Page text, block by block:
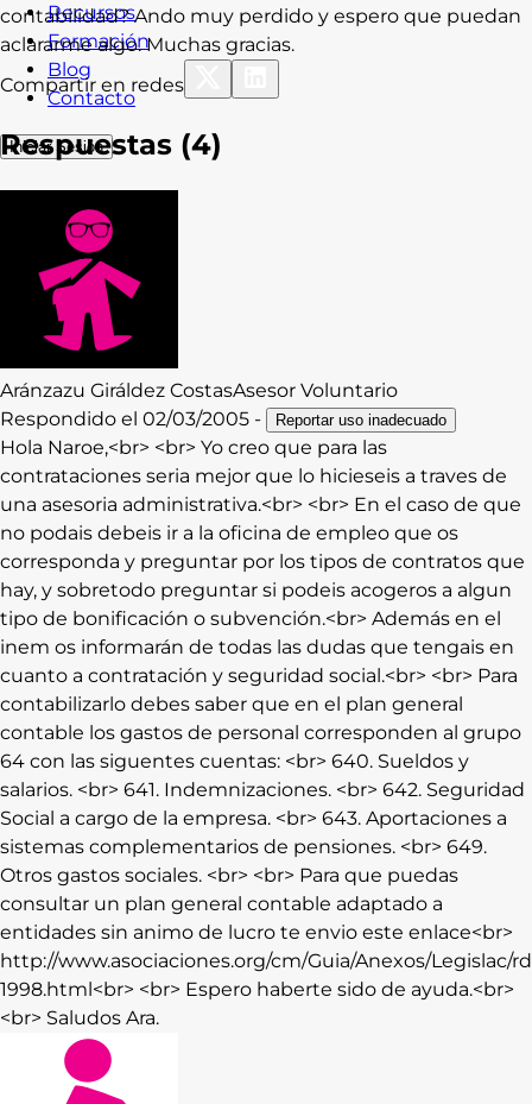
Recursos
Formación
Blog
Contacto
Iniciar Sesión
contabilidad? Ando muy perdido y espero que puedan
aclararme algo. Muchas gracias.
Compartir en redes
Respuestas (4)
Aránzazu Giráldez CostasAsesor Voluntario
Respondido el 02/03/2005 - Reportar uso inadecuado
Hola Naroe,<br> <br> Yo creo que para las
contrataciones seria mejor que lo hicieseis a traves de
una asesoria administrativa.<br> <br> En el caso de que
no podais debeis ir a la oficina de empleo que os
corresponda y preguntar por los tipos de contratos que
hay, y sobretodo preguntar si podeis acogeros a algun
tipo de bonificación o subvención.<br> Además en el
inem os informarán de todas las dudas que tengais en
cuanto a contratación y seguridad social.<br> <br> Para
contabilizarlo debes saber que en el plan general
contable los gastos de personal corresponden al grupo
64 con las siguentes cuentas: <br> 640. Sueldos y
salarios. <br> 641. Indemnizaciones. <br> 642. Seguridad
Social a cargo de la empresa. <br> 643. Aportaciones a
sistemas complementarios de pensiones. <br> 649.
Otros gastos sociales. <br> <br> Para que puedas
consultar un plan general contable adaptado a
entidades sin animo de lucro te envio este enlace<br>
http://www.asociaciones.org/cm/Guia/Anexos/Legislac/
1998.html<br> <br> Espero haberte sido de ayuda.<br>
<br> Saludos Ara.